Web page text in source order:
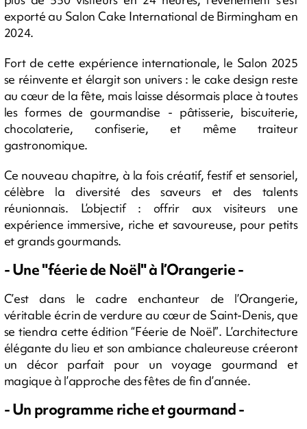
exporté au Salon Cake International de Birmingham en
2024.
Fort de cette expérience internationale, le Salon 2025
se réinvente et élargit son univers : le cake design reste
au cœur de la fête, mais laisse désormais place à toutes
les formes de gourmandise - pâtisserie, biscuiterie,
chocolaterie, confiserie, et même traiteur
gastronomique.
Ce nouveau chapitre, à la fois créatif, festif et sensoriel,
célèbre la diversité des saveurs et des talents
réunionnais. L’objectif : offrir aux visiteurs une
expérience immersive, riche et savoureuse, pour petits
et grands gourmands.
- Une "féerie de Noël" à l’Orangerie -
C’est dans le cadre enchanteur de l’Orangerie,
véritable écrin de verdure au cœur de Saint-Denis, que
se tiendra cette édition “Féerie de Noël”. L’architecture
élégante du lieu et son ambiance chaleureuse créeront
un décor parfait pour un voyage gourmand et
magique à l’approche des fêtes de fin d’année.
- Un programme riche et gourmand -